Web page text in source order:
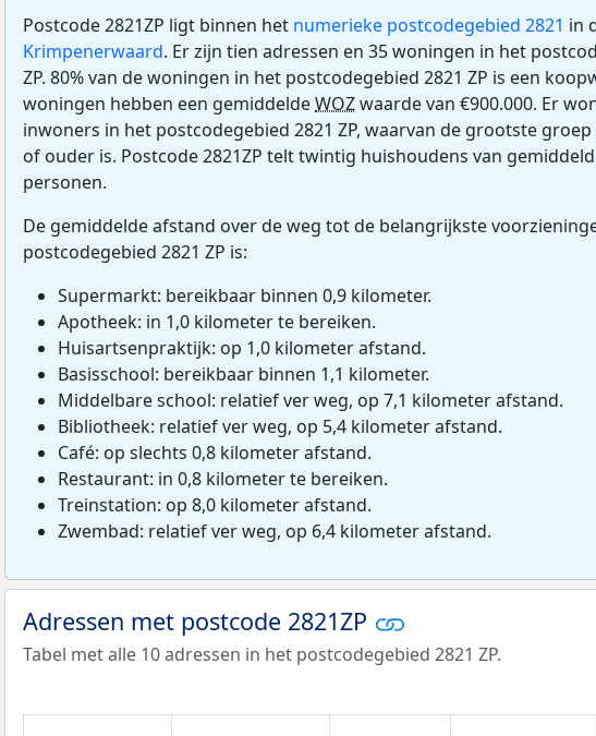
Postcode 2821ZP ligt binnen het numerieke postcodegebied 2821 in
Krimpenerwaard. Er zijn tien adressen en 35 woningen in het
ZP. 80% van de woningen in het postcodegebied 2821 ZP is een
woningen hebben een gemiddeldeWOZwaarde van €900.000. Er
inwoners in het postcodegebied 2821 ZP, waarvan de grootste groep
of ouder is. Postcode 2821ZP telt twintig huishoudens van
personen.
De gemiddelde afstand over de weg tot de belangrijkste
postcodegebied 2821 ZP is:
Supermarkt: bereikbaar binnen 0,9 kilometer.
Apotheek: in 1,0 kilometer te bereiken.
Huisartsenpraktijk: op 1,0 kilometer afstand.
Basisschool: bereikbaar binnen 1,1 kilometer.
Middelbare school: relatief ver weg, op 7,1 kilometer afstand.
Bibliotheek: relatief ver weg, op 5,4 kilometer afstand.
Café: op slechts 0,8 kilometer afstand.
Restaurant: in 0,8 kilometer te bereiken.
Treinstation: op 8,0 kilometer afstand.
Zwembad: relatief ver weg, op 6,4 kilometer afstand.
Adressen met postcode 2821ZP
Tabel met alle 10 adressen in het postcodegebied 2821 ZP.